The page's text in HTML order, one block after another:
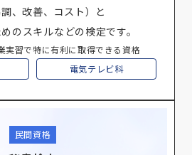
、改善、コスト）と
のスキルなどの検定です。
実習で特に有利に取得できる資格
電気テレビ科
民間資格